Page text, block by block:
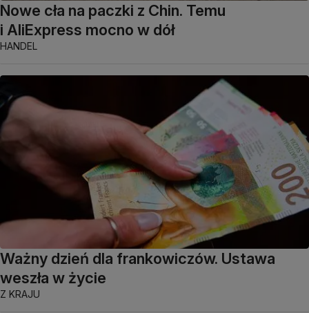
Nowe cła na paczki z Chin. Temu
i AliExpress mocno w dół
HANDEL
Ważny dzień dla frankowiczów. Ustawa
weszła w życie
Z KRAJU